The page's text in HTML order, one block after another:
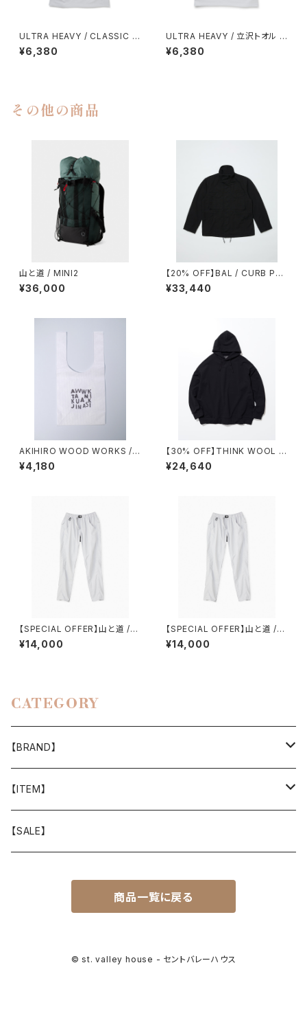
ULTRA HEAVY / CLASSIC L
OGO TEE
¥6,380
ULTRA HEAVY / 立沢トオル T
EE
¥6,380
その他の商品
山と道 / MINI2
¥36,000
【20% OFF】BAL / CURB PO
CKET FIELD JACKET
¥33,440
AKIHIRO WOOD WORKS /
コンビニタイベック袋
¥4,180
【30% OFF】THINK WOOL /
BRUSHED LINING PARKA
¥24,640
【SPECIAL OFFER】山と道 /５
POCKET PANTS（WOMEN）
¥14,000
【SPECIAL OFFER】山と道 /５
POCKET PANTS（MEN）
¥14,000
CATEGORY
【BRAND】
山と道
T-SHIRT
迷迭香
Akihiro Wood Works
【ITEM】
WEAR
【SALE】
商品一覧に戻る
© st. valley house - セントバレーハウス